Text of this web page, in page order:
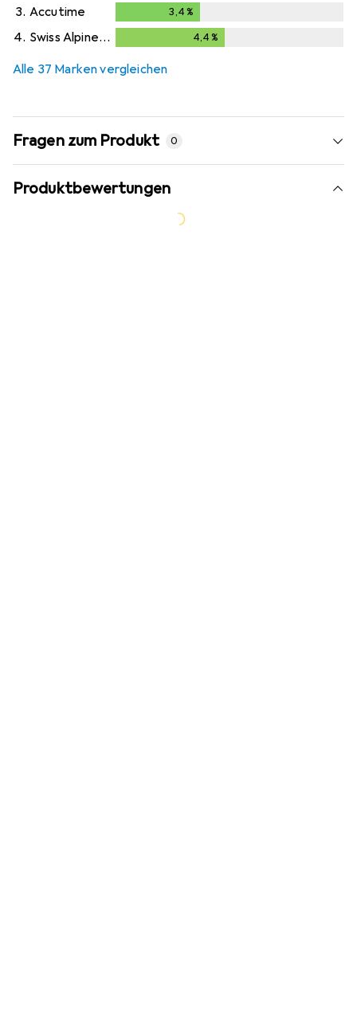
3. Accutime 3,4 %
4. Swiss Alpine Military 4,4 %
Alle 37 Marken vergleichen
Fragen zum Produkt 0
Produktbewertungen